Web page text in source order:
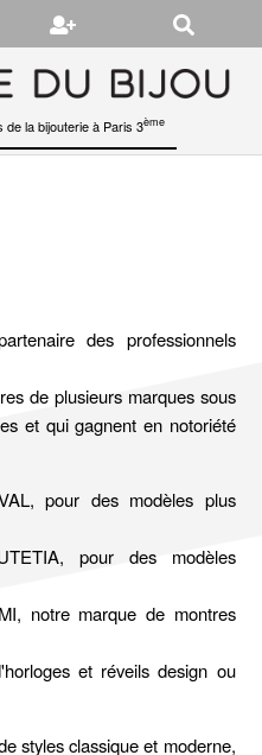
la bijouterie à Paris 3ème
des professionnels
de plusieurs marques sous
et qui gagnent en notoriété
pour des modèles plus
pour des modèles
notre marque de montres
et réveils design ou
styles classique et moderne,